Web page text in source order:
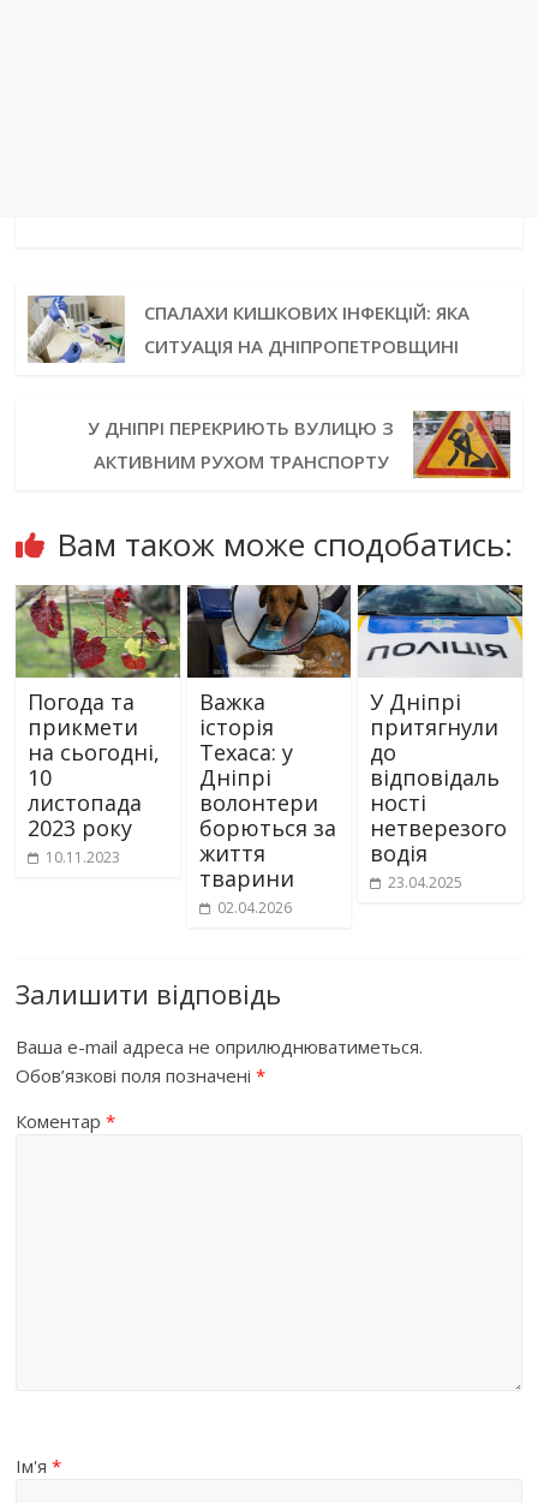
СПАЛАХИ КИШКОВИХ ІНФЕКЦІЙ: ЯКА
СИТУАЦІЯ НА ДНІПРОПЕТРОВЩИНІ
У ДНІПРІ ПЕРЕКРИЮТЬ ВУЛИЦЮ З
АКТИВНИМ РУХОМ ТРАНСПОРТУ
Вам також може сподобатись:
Погода та
прикмети
на сьогодні,
10
листопада
2023 року
10.11.2023
Важка
історія
Техаса: у
Дніпрі
волонтери
борються за
життя
тварини
02.04.2026
У Дніпрі
притягнули
до
відповідаль
ності
нетверезого
водія
23.04.2025
Залишити відповідь
Ваша e-mail адреса не оприлюднюватиметься.
Обов’язкові поля позначені*
Коментар*
Ім'я*